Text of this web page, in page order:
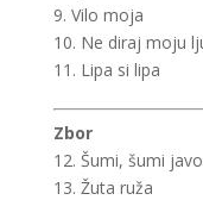
9. Vilo moja
10. Ne diraj moju
11. Lipa si lipa
Zbor
12. Šumi, šumi
13. Žuta ruža